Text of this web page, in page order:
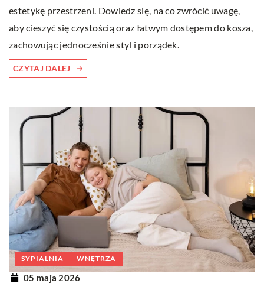
estetykę przestrzeni. Dowiedz się, na co zwrócić uwagę,
aby cieszyć się czystością oraz łatwym dostępem do kosza,
zachowując jednocześnie styl i porządek.
CZYTAJ DALEJ
SYPIALNIA WNĘTRZA
05 maja 2026